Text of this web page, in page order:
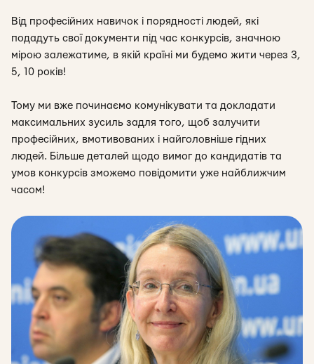
Від професійних навичок і порядності людей, які
подадуть свої документи під час конкурсів, значною
мірою залежатиме, в якій країні ми будемо жити через 3,
5, 10 років!
Тому ми вже починаємо комунікувати та докладати
максимальних зусиль задля того, щоб залучити
професійних, вмотивованих і найголовніше гідних
людей. Більше деталей щодо вимог до кандидатів та
умов конкурсів зможемо повідомити уже найближчим
часом!